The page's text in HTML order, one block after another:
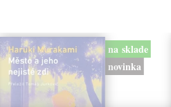
na sklade
novinka